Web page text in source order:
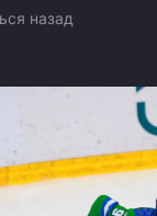
Тарасова
Динамо Мн
назад